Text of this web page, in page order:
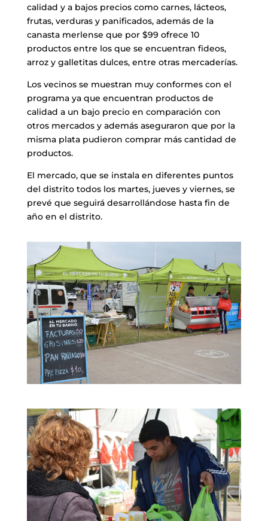
calidad y a bajos precios como carnes, lácteos,
frutas, verduras y panificados, además de la
canasta merlense que por $99 ofrece 10
productos entre los que se encuentran fideos,
arroz y galletitas dulces, entre otras mercaderías.
Los vecinos se muestran muy conformes con el
programa ya que encuentran productos de
calidad a un bajo precio en comparación con
otros mercados y además aseguraron que por la
misma plata pudieron comprar más cantidad de
productos.
El mercado, que se instala en diferentes puntos
del distrito todos los martes, jueves y viernes, se
prevé que seguirá desarrollándose hasta fin de
año en el distrito.